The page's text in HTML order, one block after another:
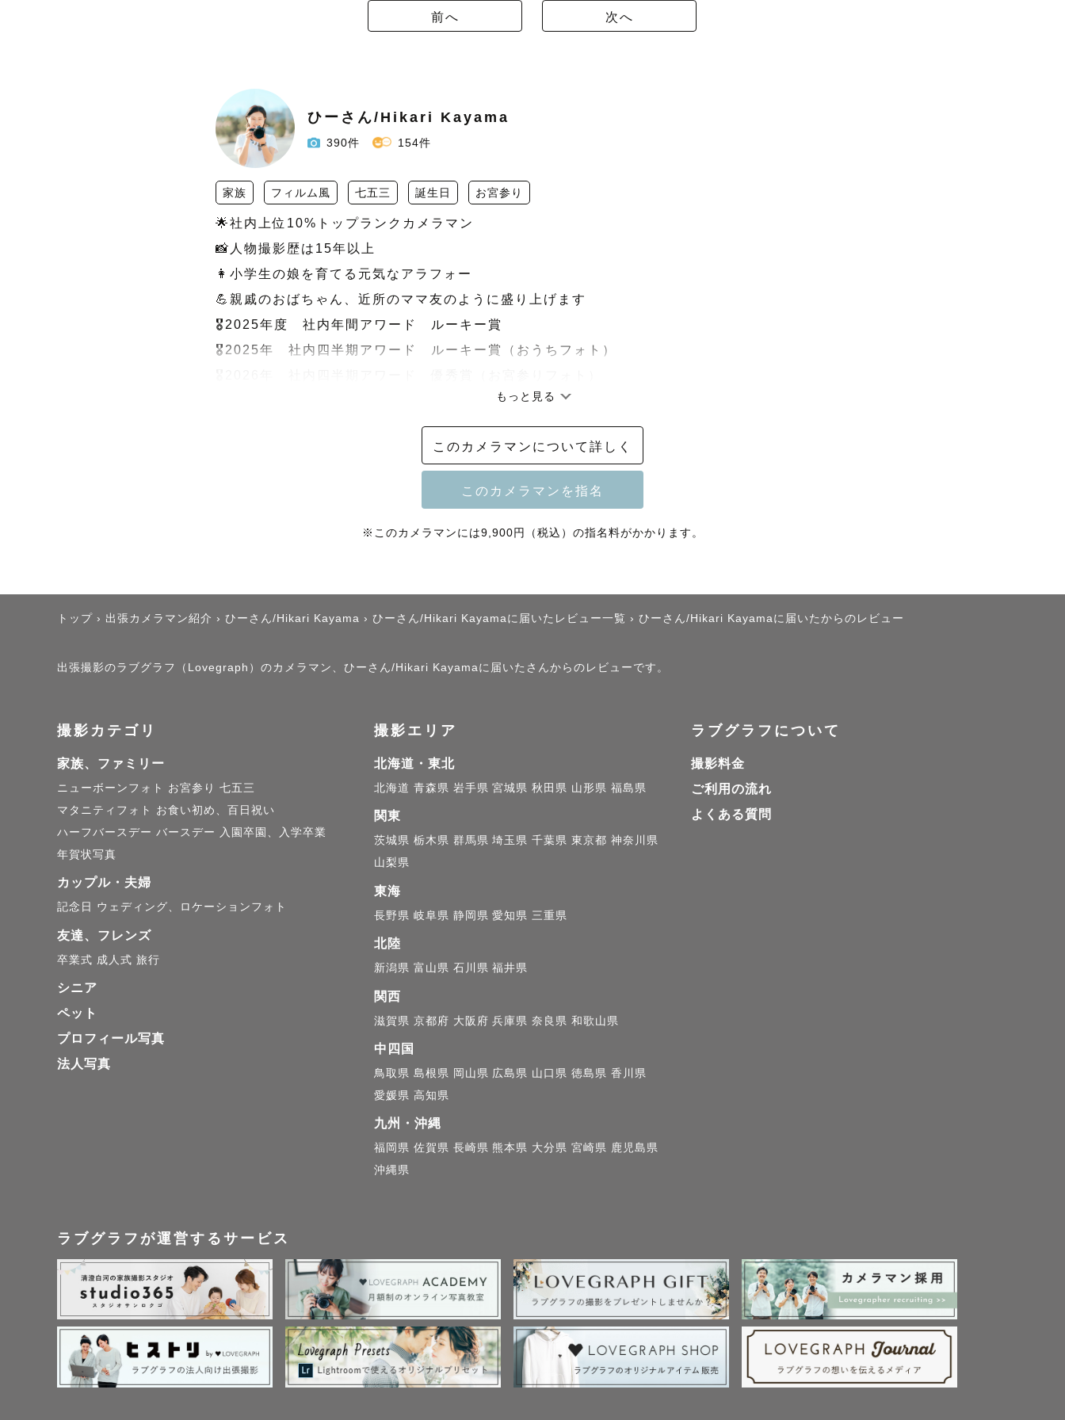
前へ 次へ
ひーさん/Hikari Kayama
390件 154件
家族 フィルム風 七五三 誕生日 お宮参り
🌟社内上位10%トップランクカメラマン
📸人物撮影歴は15年以上
👩小学生の娘を育てる元気なアラフォー
💪親戚のおばちゃん、近所のママ友のように盛り上げます
🎖️2025年度　社内年間アワード　ルーキー賞
🎖️2025年　社内四半期アワード　ルーキー賞（おうちフォト）
指名料は予約時期により変動いたします🙇‍♀️
お写真を公開いただける方には割引がございます🉐（2026年4月より/みてねからのご依頼はシステ
（お昼前後は神社や公園が混雑しますので人が写り込みやすく、日差しも強いのでお顔に強い影が
はじめまして！ひかりと申します。気軽に「ひーさん」って呼んでください。
人の一瞬の表情、眼差しを切り撮ることが楽しくてずっとカメラを握っています。
他にもスクールフォト(幼稚園、保育園、小学校)の撮影、キッズ向けフォトスタジオでの撮影もし
ており、瞬発力は鍛えられております📸子どもが大好きです☺︎
ストロボやLEDも所持しておりますので、屋外だけでなく屋内や夜間の撮影もお任せください！
大人数の撮影も慣れております💪
もっと見る
このカメラマンについて詳しく
※このカメラマンには9,900円（税込）の指名料がかかります。
トップ › 出張カメラマン紹介 › ひーさん/Hikari Kayama › ひーさん/Hikari Kayamaに届いたレビュー一覧 › ひーさん/Hikari Kayamaに届いたからのレビュー
出張撮影のラブグラフ（Lovegraph）のカメラマン、ひーさん/Hikari Kayamaに届いたさんからのレビューです。
撮影カテゴリ
家族、ファミリー
ニューボーンフォト お宮参り 七五三
マタニティフォト
お食い初め、百日祝い
ハーフバースデー バースデー
入園卒園、入学卒業
年賀状写真
カップル・夫婦
記念日 ウェディング、ロケーションフォト
友達、フレンズ
卒業式 成人式 旅行
シニア
ペット
プロフィール写真
法人写真
撮影エリア
北海道・東北
北海道 青森県 岩手県 宮城県 秋田県 山形県 福島県
関東
茨城県 栃木県 群馬県 埼玉県 千葉県 東京都 神奈川県
山梨県
東海
長野県 岐阜県 静岡県 愛知県 三重県
北陸
新潟県 富山県 石川県 福井県
関西
滋賀県 京都府 大阪府 兵庫県 奈良県 和歌山県
中四国
鳥取県 島根県 岡山県 広島県 山口県 徳島県 香川県
愛媛県 高知県
九州・沖縄
福岡県 佐賀県 長崎県 熊本県 大分県 宮崎県 鹿児島県
沖縄県
ラブグラフについて
撮影料金
ご利用の流れ
よくある質問
ラブグラフが運営するサービス